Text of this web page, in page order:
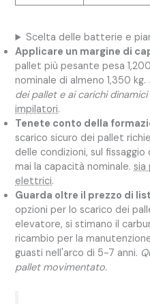
Scelta delle batterie e
Applicare un margine di
pallet più pesante pesa
nominale di almeno 1,350 kg.
dei pallet e ai carichi dinamici
impilatori.
Tenete conto della
scarico sicuro dei pallet
delle condizioni, sul
mai la capacità nominale.sia
elettrici.
Guarda oltre il prezzo di
opzioni per lo scarico dei
elevatore, si stimano il
ricambio per la
guasti nell'arco di 5-7 anni.
pallet movimentato.